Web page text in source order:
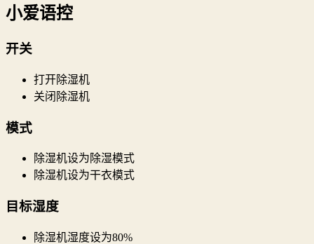
小爱语控
开关
打开除湿机
关闭除湿机
模式
除湿机设为除湿模式
除湿机设为干衣模式
目标湿度
除湿机湿度设为80%